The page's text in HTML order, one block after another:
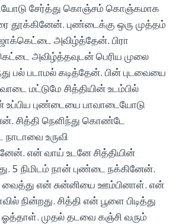
சேர்த்து கொஞ்சம் கொஞ்கமாக
தூக்கினேன். புண்டைக்கு ஒரு முத்தம்
அவிழ்த்தேன். பிரா
அவிழ்த்தவுடன் பெரிய முலை
பல் படாமல் கடித்தேன். பின் புடவையை
மட்டுமே சித்தியின் உடம்பில்
உப்பிய புண்டையை பாவாடையோடு
சித்தி நெளிந்து கொண்டே
உருவி
என் வாய் உடனே சித்தியின்
5 நிமிடம் நான் புண்டை நக்கினேன்.
என் சுன்னியை ஊம்பினாள். என்
நின்றது. சித்தி என் பூளை பிடித்து
முதல் தடவை கஞ்சி வரும்